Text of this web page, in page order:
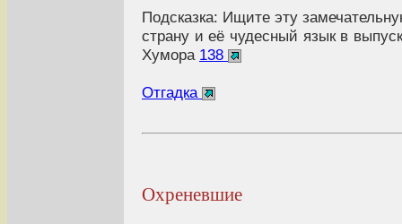
Подсказка: Ищите эту
страну и её чудесный язык в
Хумора 138
Отгадка
Охреневшие